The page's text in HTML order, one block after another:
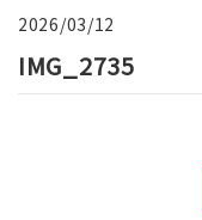
2026/03/12
IMG_2735